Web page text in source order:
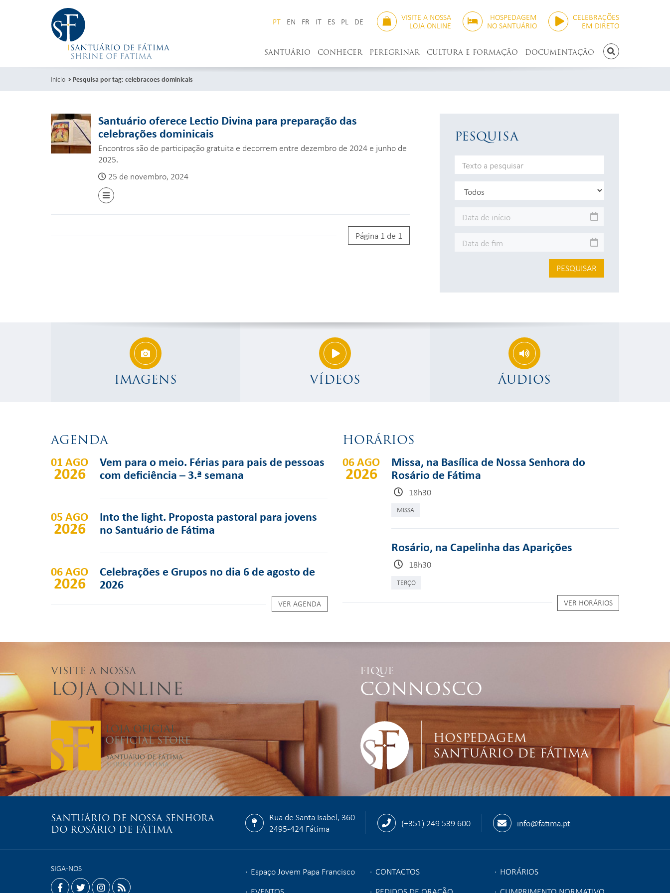
PT EN FR IT ES PL DE VISITE A NOSSA
LOJA ONLINE
HOSPEDAGEM
NO SANTUÁRIO
CELEBRAÇÕES
EM DIRETO
PESQUISAR
SANTUÁRIO CONHECER PEREGRINAR CULTURA E FORMAÇÃO DOCUMENTAÇÃO
Início Pesquisa por tag: celebracoes dominicais
PESQUISA
PESQUISAR
Santuário oferece Lectio Divina para preparação das
celebrações dominicais
Encontros são de participação gratuita e decorrem entre dezembro de 2024 e junho de
2025.
25 de novembro, 2024
Página 1 de 1
IMAGENS VÍDEOS ÁUDIOS
AGENDA
01 AGO
2026
Vem para o meio. Férias para pais de pessoas
com deficiência – 3.ª semana
05 AGO
2026
Into the light. Proposta pastoral para jovens
no Santuário de Fátima
06 AGO
2026
Celebrações e Grupos no dia 6 de agosto de
2026
VER AGENDA
HORÁRIOS
06 AGO
2026
Missa, na Basílica de Nossa Senhora do
Rosário de Fátima
18h30
MISSA
Rosário, na Capelinha das Aparições
18h30
TERÇO
VER HORÁRIOS
VISITE A NOSSA
LOJA ONLINE
FIQUE
CONNOSCO
HOSPEDAGEM
SANTUÁRIO DE FÁTIMA
SANTUÁRIO DE NOSSA SENHORA
DO ROSÁRIO DE FÁTIMA
Rua de Santa Isabel, 360
2495-424 Fátima
(+351) 249 539 600 info@fatima.pt
Espaço Jovem Papa Francisco CONTACTOS
HORÁRIOS
SIGA-NOS